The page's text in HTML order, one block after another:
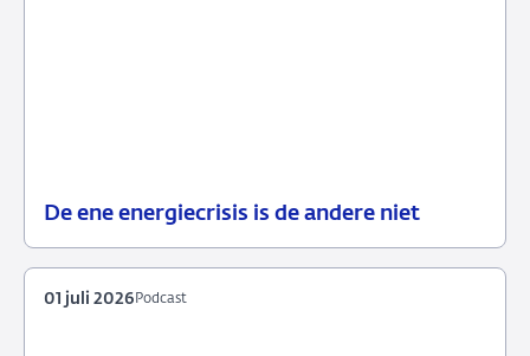
De ene energiecrisis is de andere niet
2026
Podcast
01 juli 2026